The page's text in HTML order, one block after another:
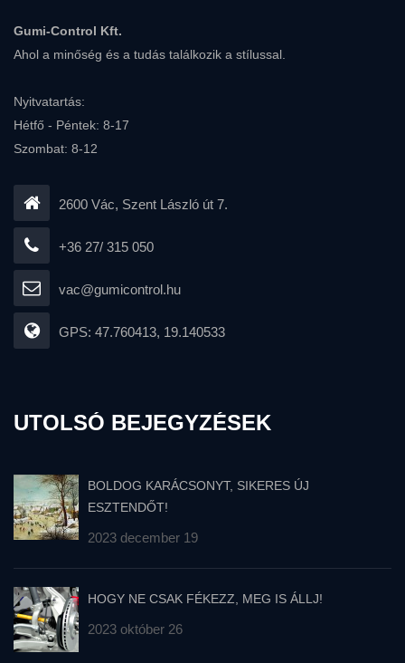
Gumi-Control Kft.
Ahol a minőség és a tudás találkozik a stílussal.
Nyitvatartás:
Hétfő - Péntek: 8-17
Szombat: 8-12
2600 Vác, Szent László út 7.
+36 27/ 315 050
vac@gumicontrol.hu
GPS: 47.760413, 19.140533
UTOLSÓ BEJEGYZÉSEK
BOLDOG KARÁCSONYT, SIKERES ÚJ
ESZTENDŐT!
2023 december 19
HOGY NE CSAK FÉKEZZ, MEG IS ÁLLJ!
2023 október 26